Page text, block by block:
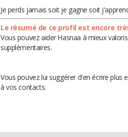
Je perds jamais soit je gagne soit
Le résumé de ce profil est encore
Vous pouvez aider Hasnaa à mieux
supplémentaires.
Vous pouvez lui suggérer d'en écrire
à vos contacts.